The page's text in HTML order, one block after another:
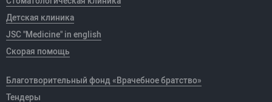
Детская клиника
JSC "Medicine" in english
Скорая помощь
Благотворительный фонд «Врачебное братство»
Тендеры